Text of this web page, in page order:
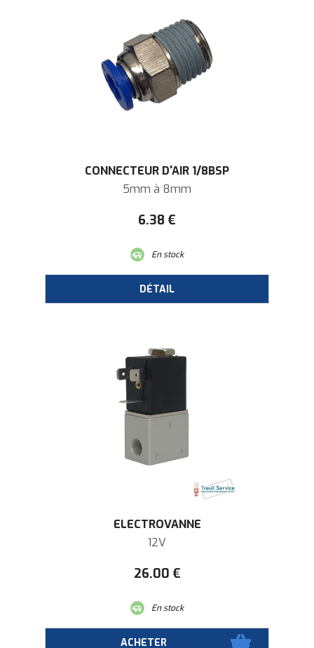
CONNECTEUR D'AIR 1/8BSP
5mm à 8mm
6.38 €
En stock
ELECTROVANNE
12V
26.00 €
En stock